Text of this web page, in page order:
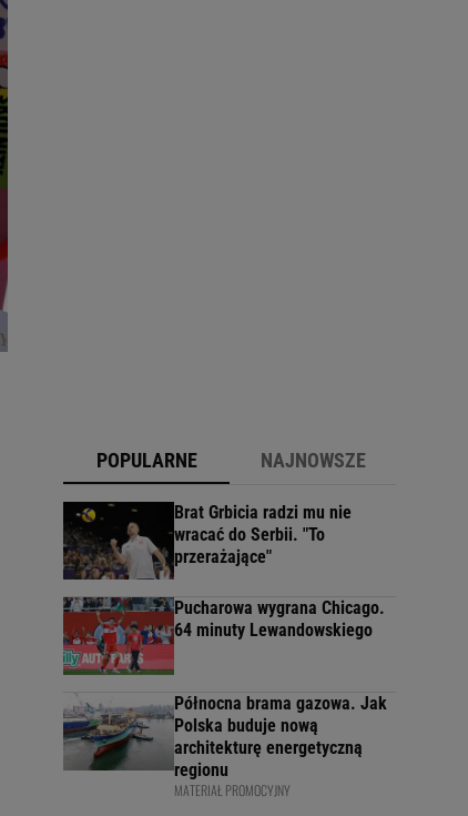
POPULARNE NAJNOWSZE
Brat Grbicia radzi mu nie
wracać do Serbii. "To
przerażające"
Pucharowa wygrana Chicago.
64 minuty Lewandowskiego
Północna brama gazowa. Jak
Polska buduje nową
architekturę energetyczną
regionu
MATERIAŁ PROMOCYJNY